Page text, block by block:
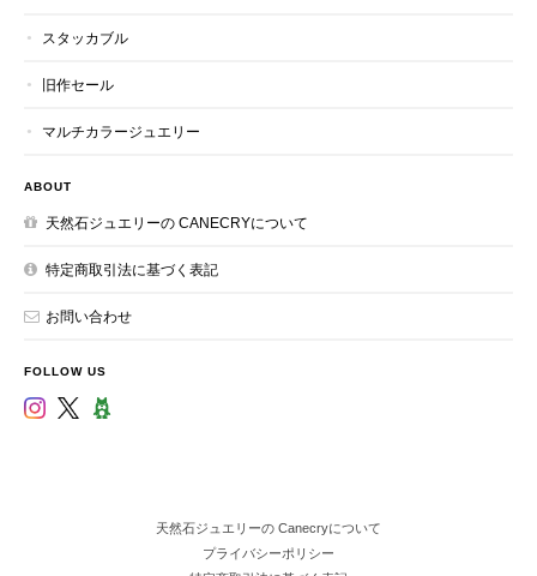
スタッカブル
旧作セール
マルチカラージュエリー
ABOUT
天然石ジュエリーの CANECRYについて
特定商取引法に基づく表記
お問い合わせ
FOLLOW US
天然石ジュエリーの Canecryについて
プライバシーポリシー